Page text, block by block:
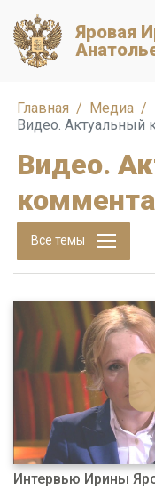
Яровая
Главная Медиа
Видео. Актуальный
Видео.
Все темы
Интервью Ирины